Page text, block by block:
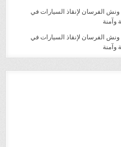
ونش الفرسان لإنقاذ السيارات في
ونش الفرسان لإنقاذ السيارات في